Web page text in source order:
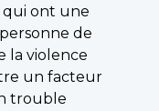
qui ont une
de
la violence
un facteur
trouble